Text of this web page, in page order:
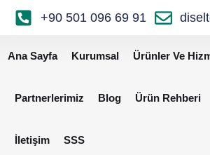
+90 501 096 69 91
Ana Sayfa Kurumsal Ürünler Ve
Partnerlerimiz Blog Ürün Rehberi
İletişim SSS